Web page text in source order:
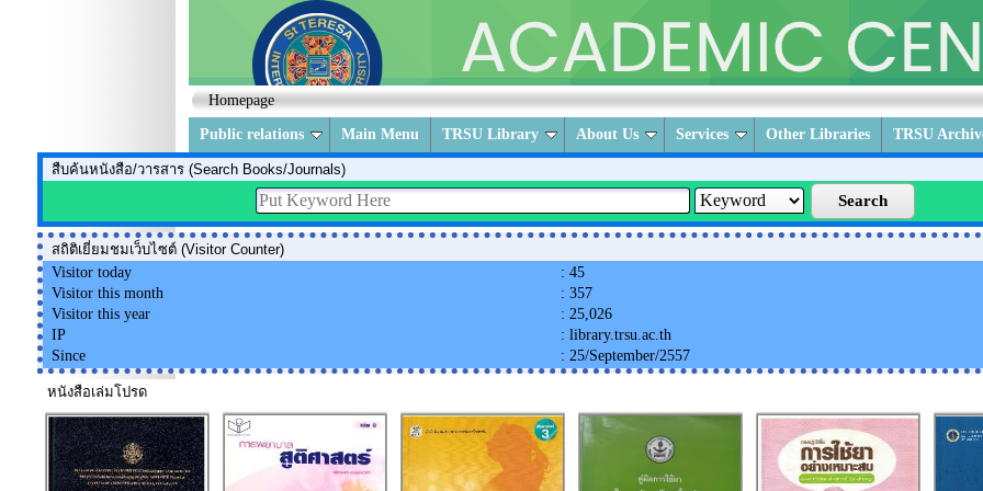
Homepage
Public relations Main Menu TRSU Library About Us Services Other Libraries TRSU
สืบค้นหนังสือ/วารสาร (Search Books/Journals)
สถิติเยี่ยมชมเว็บไซต์ (Visitor Counter)
Visitor today
: 45
Visitor this month
: 357
Visitor this year
: 25,026
IP
: library.trsu.ac.th
Since
: 25/September/2557
หนังสือเล่มโปรด